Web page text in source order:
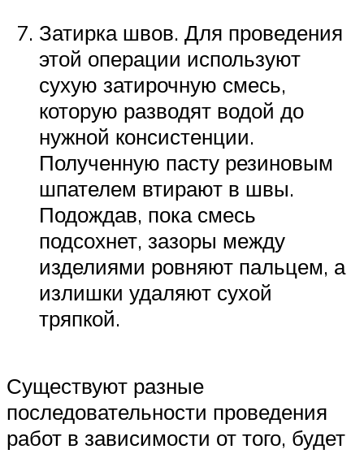
Затирка швов. Для проведения
этой операции используют
сухую затирочную смесь,
которую разводят водой до
нужной консистенции.
Полученную пасту резиновым
шпателем втирают в швы.
Подождав, пока смесь
подсохнет, зазоры между
изделиями ровняют пальцем, а
излишки удаляют сухой
тряпкой.
Существуют разные
последовательности проведения
работ в зависимости от того, будет